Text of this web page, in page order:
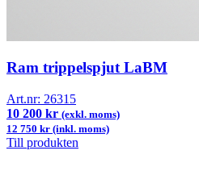
Ram trippelspjut LaBM
Art.nr: 26315
10 200 kr (exkl. moms)
12 750 kr (inkl. moms)
Till produkten